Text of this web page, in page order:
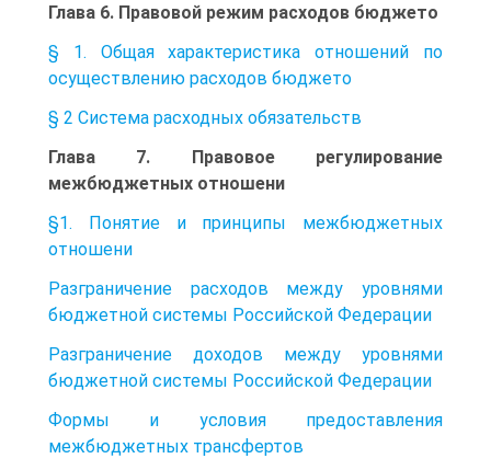
Глава 6. Правовой режим расходов бюджето
§ 1. Общая характеристика отношений по
осуществлению расходов бюджето
§ 2 Система расходных обязательств
Глава 7. Правовое регулирование
межбюджетных отношени
§1. Понятие и принципы межбюджетных
отношени
Разграничение расходов между уровнями
бюджетной системы Российской Федерации
Разграничение доходов между уровнями
бюджетной системы Российской Федерации
Формы и условия предоставления
межбюджетных трансфертов